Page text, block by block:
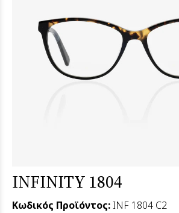
INFINITY 1804
Κωδικός Προϊόντος:INF 1804 C2